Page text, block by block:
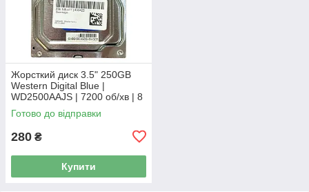
Жорсткий диск 3.5" 250GB
Western Digital Blue |
WD2500AAJS | 7200 об/хв | 8
MB | SATA III Б/В
Готово до відправки
280 ₴
Купити